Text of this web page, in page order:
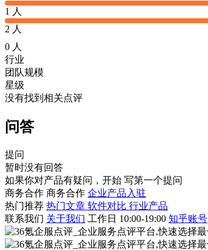
1 人
2 人
0 人
行业
团队规模
星级
没有找到相关点评
问答
提问
暂时没有回答
如果你对产品有疑问，开始 写第一个提问
商务合作 商务合作 企业产品入驻
热门推荐 热门文章 软件对比 行业产品
联系我们 关于我们 工作日 10:00-19:00 知乎账号